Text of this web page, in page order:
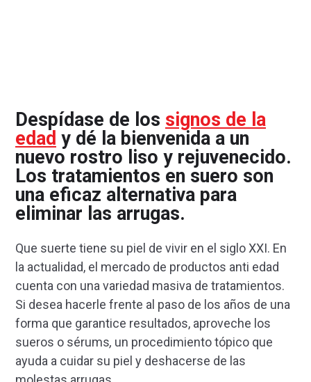
Despídase de los signos de la
edad y dé la bienvenida a un
nuevo rostro liso y rejuvenecido.
Los tratamientos en suero son
una eficaz alternativa para
eliminar las arrugas.
Que suerte tiene su piel de vivir en el siglo XXI. En
la actualidad, el mercado de productos anti edad
cuenta con una variedad masiva de tratamientos.
Si desea hacerle frente al paso de los años de una
forma que garantice resultados, aproveche los
sueros o sérums, un procedimiento tópico que
ayuda a cuidar su piel y deshacerse de las